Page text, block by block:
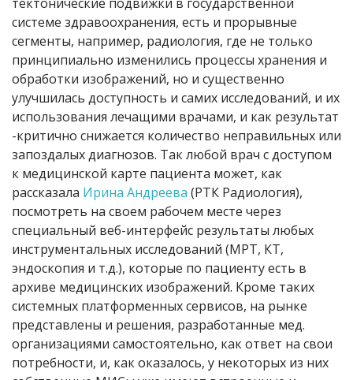
системе здравоохранения, есть и прорывные
сегменты, например, радиология, где не только
принципиально изменились процессы хранения и
обработки изображений, но и существенно
улучшилась доступность и самих исследований, и их
использования лечащими врачами, и как результат
-критично снижается количество неправильных или
запоздалых диагнозов. Так любой врач с доступом
к медицинской карте пациента может, как
рассказала Ирина Андреева (РТК Радиология),
посмотреть на своем рабочем месте через
специальный веб-интерфейс результаты любых
инструментальных исследований (МРТ, КТ,
эндоскопия и т.д.), которые по пациенту есть в
архиве медицинских изображений. Кроме таких
системных платформенных сервисов, на рынке
представлены и решения, разработанные мед.
организациями самостоятельно, как ответ на свои
потребности, и, как оказалось, у некоторых из них